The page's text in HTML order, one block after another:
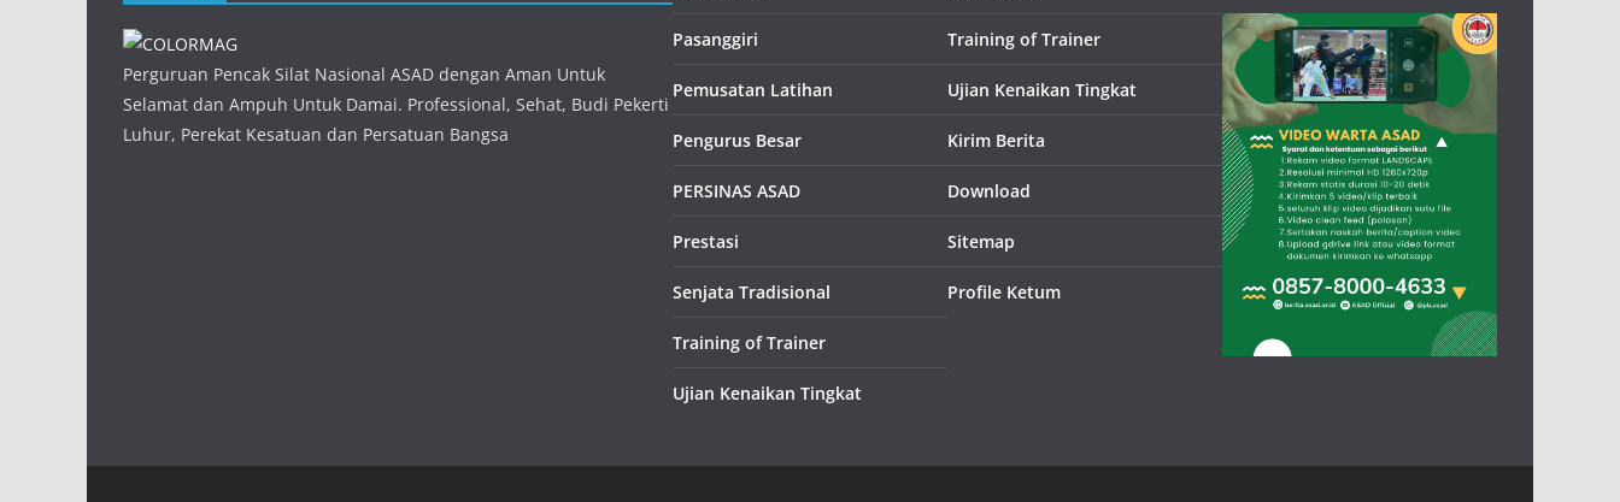
Perguruan Pencak Silat Nasional ASAD dengan Aman Untuk
Selamat dan Ampuh Untuk Damai. Professional, Sehat, Budi Pekerti
Luhur, Perekat Kesatuan dan Persatuan Bangsa
Pasanggiri
Pemusatan Latihan
Pengurus Besar
PERSINAS ASAD
Prestasi
Senjata Tradisional
Training of Trainer
Ujian Kenaikan Tingkat
Training of Trainer
Ujian Kenaikan Tingkat
Kirim Berita
Download
Sitemap
Profile Ketum